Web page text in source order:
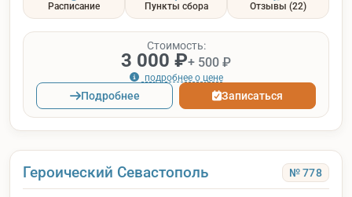
Расписание Пункты сбора Отзывы (22)
Стоимость:
3 000 ₽+ 500 ₽
подробнее о цене
Подробнее Записаться
Героический Севастополь № 778